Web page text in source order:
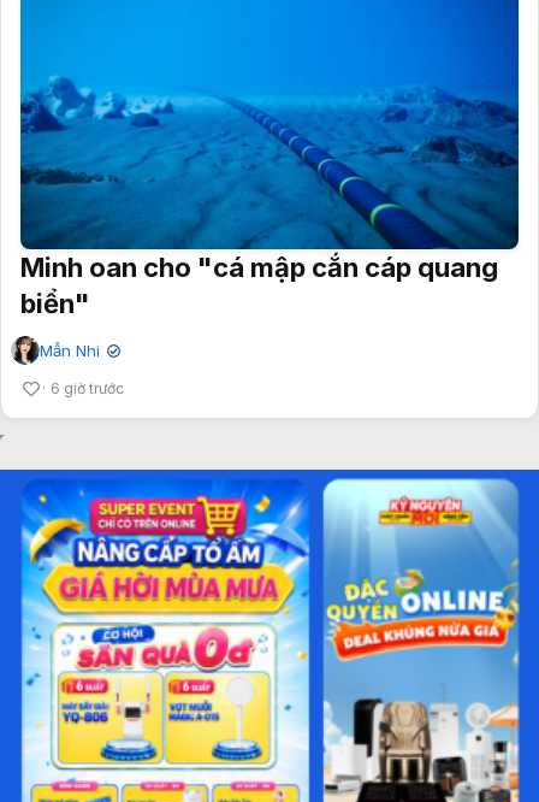
Minh oan cho "cá mập cắn cáp quang
biển"
Mẫn Nhi ✔
6 giờ trước